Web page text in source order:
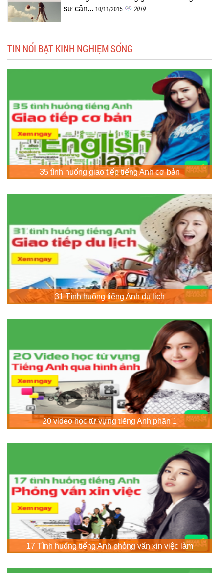
sự cân... 10/11/2015 2019
TIN NỔI BẬT KINH NGHIỆM SỐNG
35 tình huống giao tiếp tiếng Anh cơ bản
31 Tình huống tiếng Anh du lịch
20 video học từ vựng tiếng Anh phần 1
17 Tình huống tiếng Anh phỏng vấn xin việc làm